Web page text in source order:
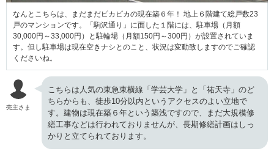
なんとこちらは、まだまだピカピカの現在築６年！ 地上６階建て総戸数23
戸のマンションです。「駒沢通り」に面した１階には、駐車場（月額
30,000円～33,000円）と駐輪場（月額150円～300円）が設置されていま
す。但し駐車場は現在空きナシとのこと、状況は変動致しますのでご確認
くださいね。
売主さま
こちらは人気の東急東横線「学芸大学」と「祐天寺」のど
ちらからも、徒歩10分以内というアクセスのよい立地で
す。建物は現在築６年という築浅ですので、まだ大規模修
繕工事などは行われておりませんが、長期修繕計画はしっ
かりと立てられております。